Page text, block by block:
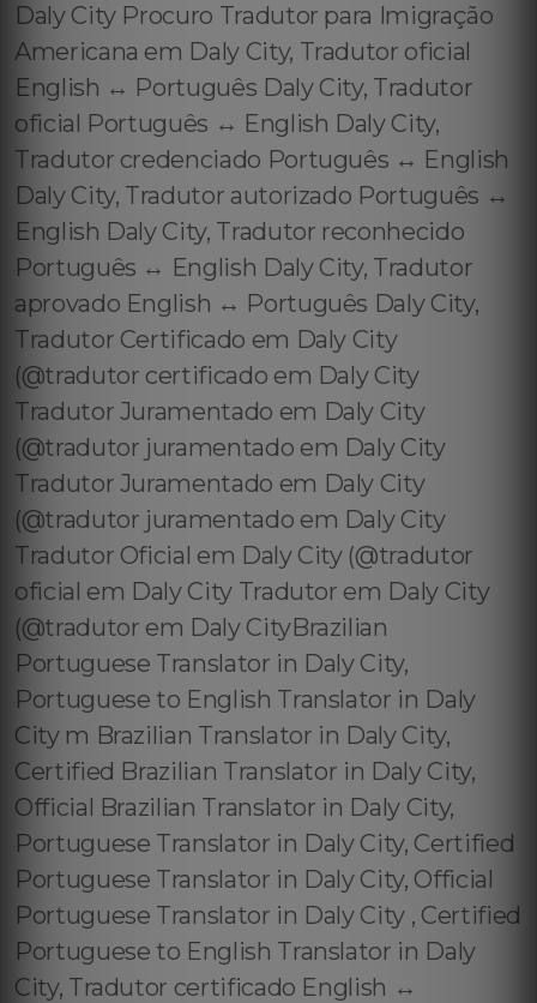
Daly City Procuro Tradutor para Imigração
Americana em Daly City, Tradutor oficial
English ↔️ Português Daly City, Tradutor
oficial Português ↔️ English Daly City,
Tradutor credenciado Português ↔️ English
Daly City, Tradutor autorizado Português ↔️
English Daly City, Tradutor reconhecido
Português ↔️ English Daly City, Tradutor
aprovado English ↔️ Português Daly City,
Tradutor Certificado em Daly City
(@tradutor certificado em Daly City
Tradutor Juramentado em Daly City
(@tradutor juramentado em Daly City
Tradutor Juramentado em Daly City
(@tradutor juramentado em Daly City
Tradutor Oficial em Daly City (@tradutor
oficial em Daly City Tradutor em Daly City
(@tradutor em Daly CityBrazilian
Portuguese Translator in Daly City,
Portuguese to English Translator in Daly
City m Brazilian Translator in Daly City,
Certified Brazilian Translator in Daly City,
Official Brazilian Translator in Daly City,
Portuguese Translator in Daly City, Certified
Portuguese Translator in Daly City, Official
Portuguese Translator in Daly City , Certified
Portuguese to English Translator in Daly
City, Tradutor certificado English ↔️